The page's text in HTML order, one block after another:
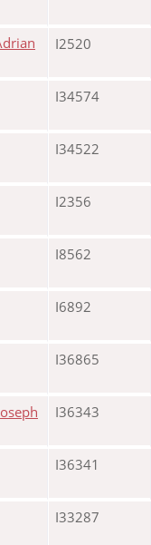
I2520
I34574
I34522
I2356
I8562
I6892
I36865
I36343
I36341
I33287